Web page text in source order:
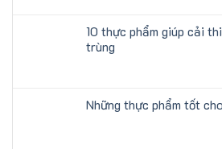
10 thực phẩm giúp cải
trùng
Những thực phẩm tốt